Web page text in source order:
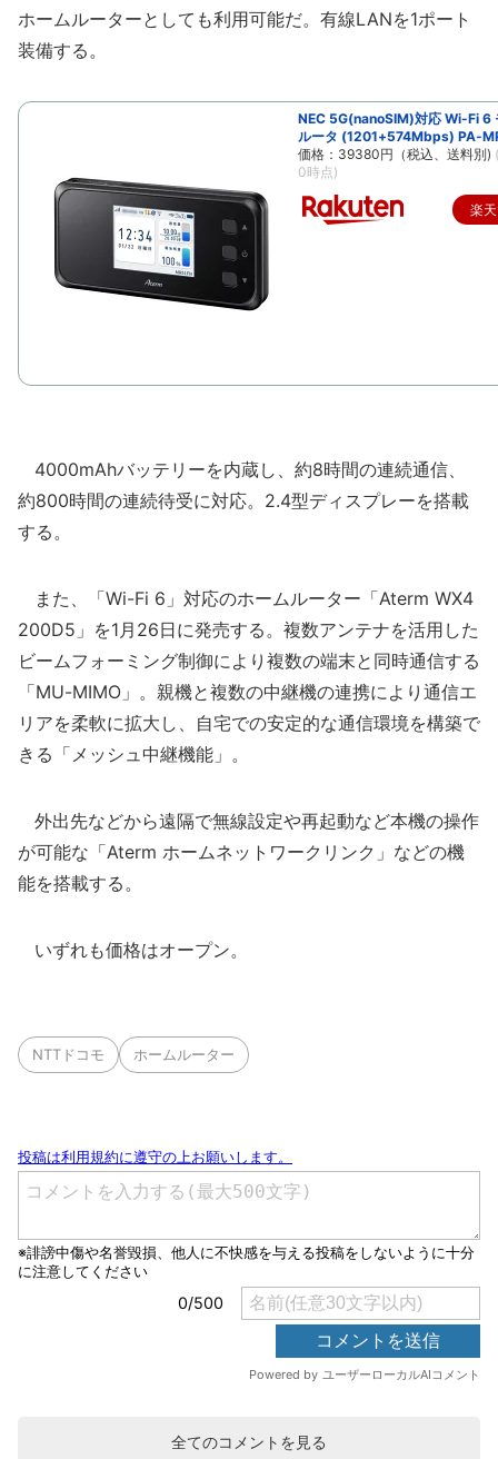
ホームルーターとしても利用可能だ。有線LANを1ポート
装備する。
NEC 5G(nanoSIM)対応 Wi-Fi 6
ルータ (1201+574Mbps) PA-
価格：39380円（税込、送料別)
0時点)
楽
4000mAhバッテリーを内蔵し、約8時間の連続通信、
約800時間の連続待受に対応。2.4型ディスプレーを搭載
する。
また、「Wi-Fi 6」対応のホームルーター「Aterm WX4
200D5」を1月26日に発売する。複数アンテナを活用した
ビームフォーミング制御により複数の端末と同時通信する
「MU-MIMO」。親機と複数の中継機の連携により通信エ
リアを柔軟に拡大し、自宅での安定的な通信環境を構築で
きる「メッシュ中継機能」。
外出先などから遠隔で無線設定や再起動など本機の操作
が可能な「Aterm ホームネットワークリンク」などの機
能を搭載する。
いずれも価格はオープン。
NTTドコモ ホームルーター
全てのコメントを見る